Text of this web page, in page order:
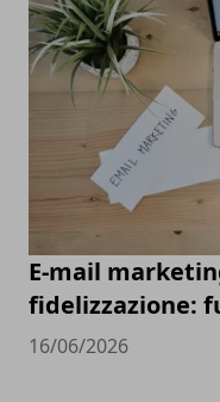
E-mail
fidelizzazione:
16/06/2026